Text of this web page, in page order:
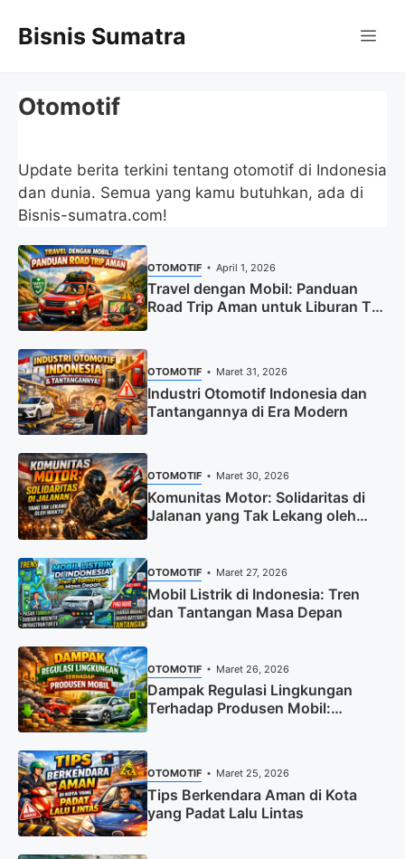
Bisnis Sumatra
Otomotif
Update berita terkini tentang otomotif di Indonesia
dan dunia. Semua yang kamu butuhkan, ada di
Bisnis-sumatra.com!
OTOMOTIF April 1, 2026
Travel dengan Mobil: Panduan
Road Trip Aman untuk Liburan Tak
Terlupakan
OTOMOTIF Maret 31, 2026
Industri Otomotif Indonesia dan
Tantangannya di Era Modern
OTOMOTIF Maret 30, 2026
Komunitas Motor: Solidaritas di
Jalanan yang Tak Lekang oleh
Waktu
OTOMOTIF Maret 27, 2026
Mobil Listrik di Indonesia: Tren
dan Tantangan Masa Depan
OTOMOTIF Maret 26, 2026
Dampak Regulasi Lingkungan
Terhadap Produsen Mobil:
Tantangan dan Peluang Industri
OTOMOTIF Maret 25, 2026
Tips Berkendara Aman di Kota
yang Padat Lalu Lintas